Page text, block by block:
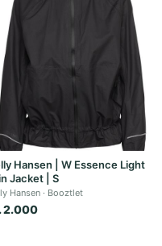
Hansen | W Essence Light
Jacket | S
Hansen Booztlet
2.000